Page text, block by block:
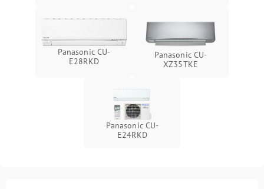
Panasonic CU-
E28RKD
Panasonic CU-
XZ35TKE
Panasonic CU-
E24RKD